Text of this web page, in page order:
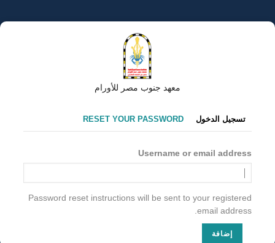
إلى
المحتوى
معهد جنوب مصر للأورام
التبويبات
الأساسية
تسجيل الدخول RESET YOUR PASSWORD
Username or email address
Password reset instructions will be sent to your registered
email address.